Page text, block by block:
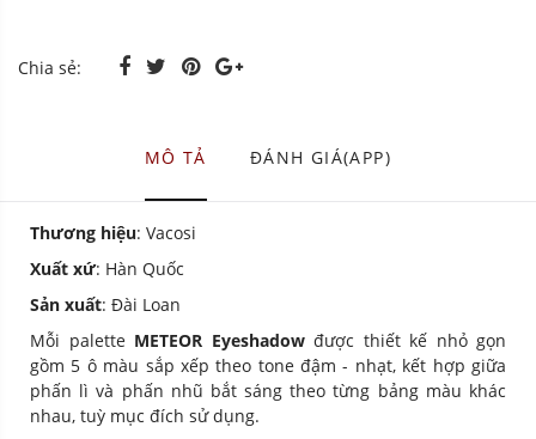
Chia sẻ:
MÔ TẢ ĐÁNH GIÁ(APP)
Thương hiệu: Vacosi
Xuất xứ: Hàn Quốc
Sản xuất: Đài Loan
Mỗi palette METEOR Eyeshadowđược thiết kế nhỏ gọn
gồm 5 ô màu sắp xếp theo tone đậm - nhạt, kết hợp giữa
phấn lì và phấn nhũ bắt sáng theo từng bảng màu khác
nhau, tuỳ mục đích sử dụng.